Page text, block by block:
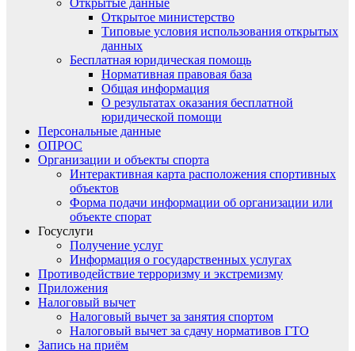
Открытые данные
Открытое министерство
Типовые условия использования открытых
данных
Бесплатная юридическая помощь
Нормативная правовая база
Общая информация
О результатах оказания бесплатной
юридической помощи
Персональные данные
ОПРОС
Организации и объекты спорта
Интерактивная карта расположения спортивных
объектов
Форма подачи информации об организации или
объекте спорат
Госуслуги
Получение услуг
Информация о государственных услугах
Противодействие терроризму и экстремизму
Приложения
Налоговый вычет
Налоговый вычет за занятия спортом
Налоговый вычет за сдачу нормативов ГТО
Запись на приём